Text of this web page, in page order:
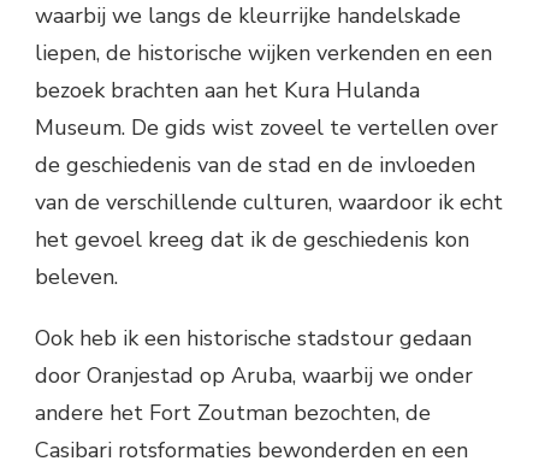
waarbij we langs de kleurrijke handelskade
liepen, de historische wijken verkenden en een
bezoek brachten aan het Kura Hulanda
Museum. De gids wist zoveel te vertellen over
de geschiedenis van de stad en de invloeden
van de verschillende culturen, waardoor ik echt
het gevoel kreeg dat ik de geschiedenis kon
beleven.
Ook heb ik een historische stadstour gedaan
door Oranjestad op Aruba, waarbij we onder
andere het Fort Zoutman bezochten, de
Casibari rotsformaties bewonderden en een